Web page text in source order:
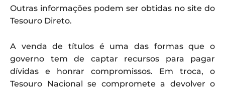
Outras informações podem ser obtidas no site do
Tesouro Direto.
A venda de títulos é uma das formas que o
governo tem de captar recursos para pagar
dívidas e honrar compromissos. Em troca, o
Tesouro Nacional se compromete a devolver o